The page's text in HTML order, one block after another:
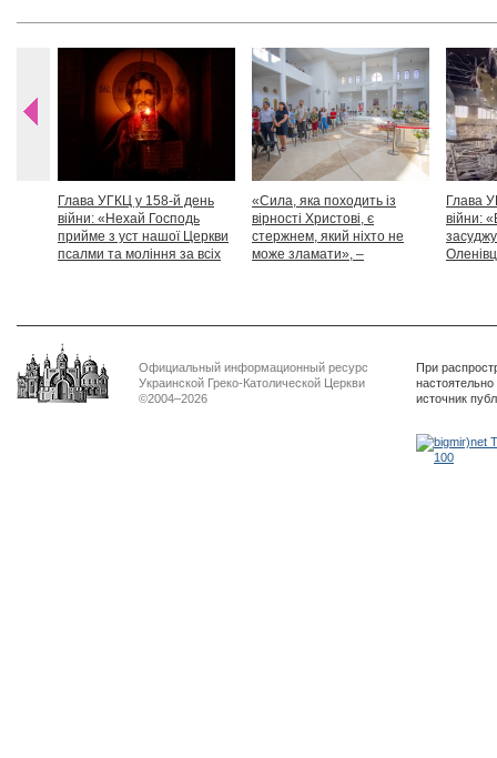
Глава УГКЦ у 158-й день
війни: «Нехай Господь
прийме з уст нашої Церкви
псалми та моління за всіх
«Сила, яка походить із
вірності Христові, є
стержнем, який ніхто не
може зламати», –
Глава
війни:
Официальный информационный ресурс
Украинской Греко-Католической Церкви
©2004–2026
При
источник